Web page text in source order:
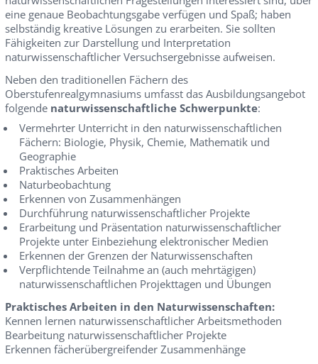
eine genaue Beobachtungsgabe verfügen und Spaß; haben
selbständig kreative Lösungen zu erarbeiten. Sie sollten
Fähigkeiten zur Darstellung und Interpretation
naturwissenschaftlicher Versuchsergebnisse aufweisen.
Neben den traditionellen Fächern des
Oberstufenrealgymnasiums umfasst das Ausbildungsangebot
folgende naturwissenschaftliche Schwerpunkte:
Vermehrter Unterricht in den naturwissenschaftlichen
Fächern: Biologie, Physik, Chemie, Mathematik und
Geographie
Praktisches Arbeiten
Naturbeobachtung
Erkennen von Zusammenhängen
Durchführung naturwissenschaftlicher Projekte
Erarbeitung und Präsentation naturwissenschaftlicher
Projekte unter Einbeziehung elektronischer Medien
Erkennen der Grenzen der Naturwissenschaften
Verpflichtende Teilnahme an (auch mehrtägigen)
naturwissenschaftlichen Projekttagen und Übungen
Praktisches Arbeiten in den Naturwissenschaften:
Kennen lernen naturwissenschaftlicher Arbeitsmethoden
Bearbeitung naturwissenschaftlicher Projekte
Erkennen fächerübergreifender Zusammenhänge